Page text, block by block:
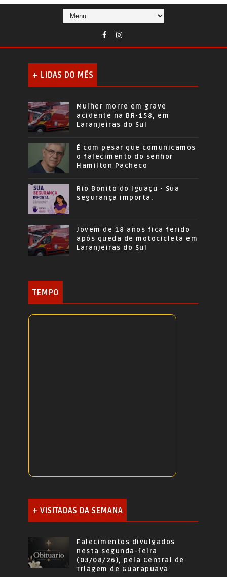
+ LIDAS DO MÊS
Mulher morre em grave
acidente na BR-158, em
Laranjeiras do Sul
É com pesar que comunicamos
o falecimento do senhor
Hamilton Pacheco
Rio Bonito do Iguaçu - Sua
segurança importa.
Jovem de 18 anos fica ferido
após queda de motocicleta em
Laranjeiras do Sul
TEMPO
+ VISITADAS DA SEMANA
Falecimentos divulgados
nesta segunda-feira
(03/08/26), pela Central de
Triagem de Guarapuava